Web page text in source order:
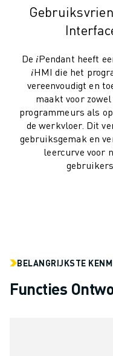
ROBOSHOT TOTAL COST OF
DRAADVONKMACHINES
ROBOCUT HARDWARE
ROBOCUT SOFTWARE
ROBOCUT PREVENTIEF
ROBOCUT DUURZAAMHEID
IIOT-OPLOSSINGEN
SMART FACTORY
SMART FACTORY
PRODUCT REGISTRATIE »
AUTOMOTIVE
ELEKTRISCHE VOERTUIGEN
De 𝑖Pendant heeft
𝑖HMI die het
vereenvoudigt en
maakt voor
programmeurs als
de werkvloer. Dit
gebruiksgemak en
leercurve voor
gebruikers.
BELANGRIJKSTE
Functies